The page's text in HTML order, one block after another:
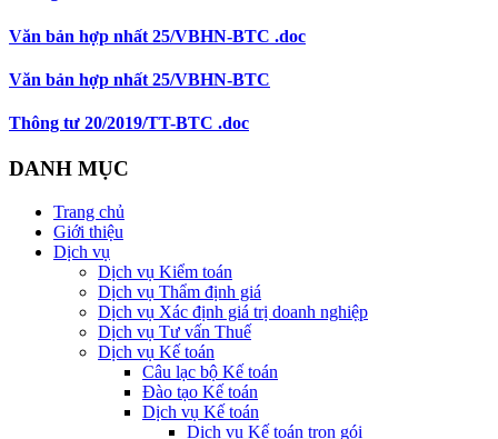
Văn bản hợp nhất 25/VBHN-BTC .doc
Văn bản hợp nhất 25/VBHN-BTC
Thông tư 20/2019/TT-BTC .doc
DANH MỤC
Trang chủ
Giới thiệu
Dịch vụ
Dịch vụ Kiểm toán
Dịch vụ Thẩm định giá
Dịch vụ Xác định giá trị doanh nghiệp
Dịch vụ Tư vấn Thuế
Dịch vụ Kế toán
Câu lạc bộ Kế toán
Đào tạo Kế toán
Dịch vụ Kế toán
Dịch vụ Kế toán trọn gói